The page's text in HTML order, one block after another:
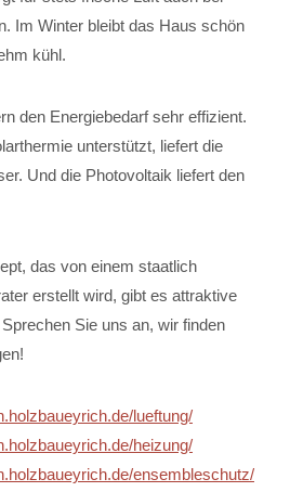
Im Winter bleibt das Haus schön
kühl.
den Energiebedarf sehr effizient.
unterstützt, liefert die
Und die Photovoltaik liefert den
das von einem staatlich
erstellt wird, gibt es attraktive
Sie uns an, wir finden
lueftung/
heizung/
ensembleschutz/